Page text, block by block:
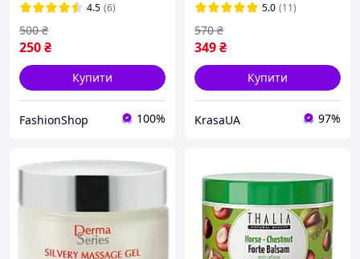
4.5 (6)
250₴
500 ₴
Купити
FashionShop 100%
5.0 (11)
349₴
570 ₴
Купити
KrasaUA 97%